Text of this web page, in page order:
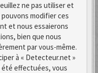
ne pas utiliser et
modifier ces
et nous essaierons
bien que nous
par vous-même.
à « Detecteur.net »
effectuées, vous